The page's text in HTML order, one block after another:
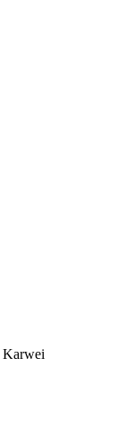
Karwei